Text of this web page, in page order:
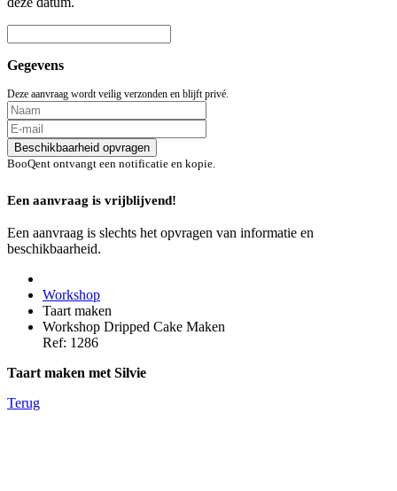
Gegevens
Deze aanvraag wordt veilig verzonden en blijft privé.
Beschikbaarheid opvragen
BooQent ontvangt een notificatie en kopie.
Een aanvraag is vrijblijvend!
Een aanvraag is slechts het opvragen van informatie en
beschikbaarheid.
Workshop
Taart maken
Workshop Dripped Cake Maken
Ref: 1286
Taart maken met Silvie
Terug